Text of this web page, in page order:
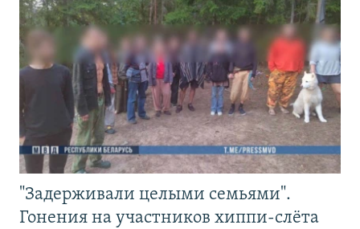
"Задерживали целыми семьями".
Гонения на участников хиппи-слёта